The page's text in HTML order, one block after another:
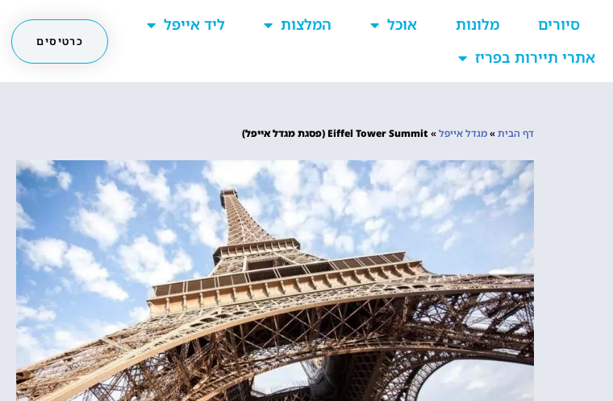
סיורים מלונות אוכל המלצות
ליד אייפל
אתרי תיירות בפריז
כרטיסים
דף הבית»מגדל אייפל»Eiffel Tower Summit (פסגת מגדל אייפל)